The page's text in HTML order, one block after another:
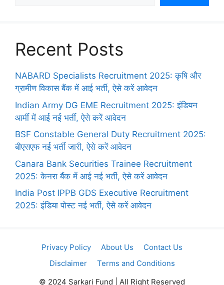
Recent Posts
NABARD Specialists Recruitment 2025: कृषि और
ग्रामीण विकास बैंक में आई भर्ती, ऐसे करें आवेदन
Indian Army DG EME Recruitment 2025: इंडियन
आर्मी में आई नई भर्ती, ऐसे करें आवेदन
BSF Constable General Duty Recruitment 2025:
बीएसएफ नई भर्ती जारी, ऐसे करें आवेदन
Canara Bank Securities Trainee Recruitment
2025: केनरा बैंक में आई नई भर्ती, ऐसे करें आवेदन
India Post IPPB GDS Executive Recruitment
2025: इंडिया पोस्ट नई भर्ती, ऐसे करें आवेदन
Privacy Policy About Us
Contact Us
Disclaimer
Terms and Conditions
© 2024 Sarkari Fund | All Right Reserved